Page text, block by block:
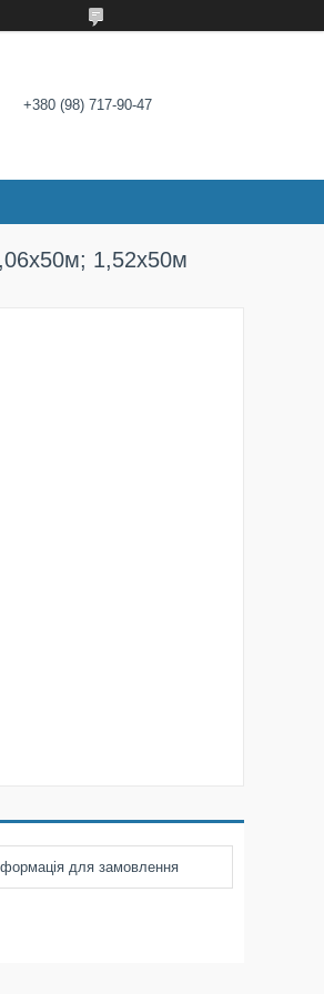
+380 (98) 717-90-47
1,52х50м
для замовлення